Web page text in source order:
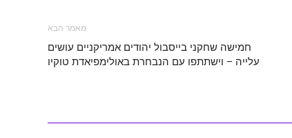
מאמר הבא
חמישה שחקני בייסבול יהודים אמריקניים עושים
עלייה – וישתתפו עם הנבחרת באולימפיאדת טוקיו